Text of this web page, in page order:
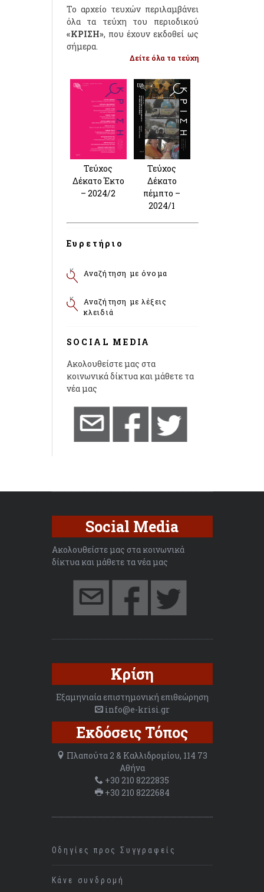
Το αρχείο τευχών περιλαμβάνει
όλα τα τεύχη του περιοδικού
«ΚΡΙΣΗ», που έχουν εκδοθεί ως
σήμερα.
Δείτε όλα τα τεύχη
Τεύχος
Δέκατο Έκτο
– 2024/2
Τεύχος
Δέκατο
πέμπτο –
2024/1
Ευρετήριο
Αναζήτηση με όνομα
Αναζήτηση με λέξεις
κλειδιά
SOCIAL MEDIA
Ακολουθείστε μας στα
κοινωνικά δίκτυα και μάθετε τα
νέα μας
Social Media
Ακολουθείστε μας στα κοινωνικά
δίκτυα και μάθετε τα νέα μας
Κρίση
Εξαμηνιαία επιστημονική επιθεώρηση
info@e-krisi.gr
Εκδόσεις Τόπος
Πλαπούτα 2 & Καλλιδρομίου, 114 73
Αθήνα
+30 210 8222835
+30 210 8222684
Οδηγίες προς Συγγραφείς
Κάνε συνδρομή